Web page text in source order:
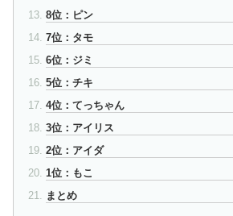
8位：ピン
7位：タモ
6位：ジミ
5位：チキ
4位：てっちゃん
3位：アイリス
2位：アイダ
1位：もこ
まとめ